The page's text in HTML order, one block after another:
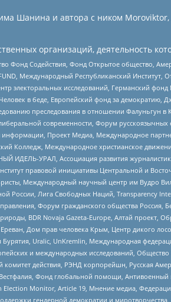
Шанина и автора с ником
организаций, деятельность
Фонд Содействия, Фонд Открытое общество,
Международный Республиканский
электоральных исследований, Германский
в беде, Европейский фонд за
преследования в отношении Фалуньгун
современности, Форум
Проект Медиа, Международное
Колледж, Международное христианское
ИДЕЛЬ-УРАЛ, Ассоциация развития
правовой инициативы Центральной и
Международный научный центр им Вудро
России, Лига Свободных Наций, Transparеncy
Форум гражданского общества
BDR Novaja Gazeta-Europe, Алтай
Дом прав человека Крым, Центр дикого
Uralic, UnKremlin, Международная
и международных исследований,
действия, РЭНД корпорейшн, Русская
Фонд глобальной помощи,
Monitor, Article 19, Мнение медиа,
гендерной демократии и